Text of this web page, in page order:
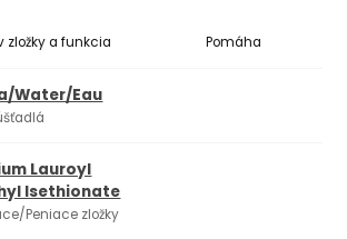
zložky a funkcia Pomáha
Water/Eau
Lauroyl
Isethionate
Peniace zložky